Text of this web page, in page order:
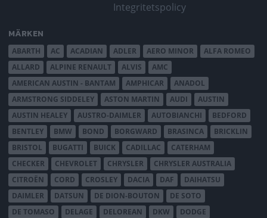
Integritetspolicy
MÄRKEN
ABARTH AC ACADIAN ADLER AERO MINOR
ALFA ROMEO
ALLARD
ALPINE RENAULT ALVIS
AMC
AMERICAN AUSTIN - BANTAM
AMPHICAR
ANADOL
ARMSTRONG SIDDELEY
ASTON MARTIN AUDI
AUSTIN
AUSTIN HEALEY
AUSTRO-DAIMLER AUTOBIANCHI
BEDFORD
BENTLEY
BMW BOND BORGWARD BRASINCA
BRICKLIN
BRISTOL
BUGATTI BUICK CADILLAC
CATERHAM
CHECKER
CHEVROLET CHRYSLER
CHRYSLER AUSTRALIA
CITROËN
CORD CROSLEY DACIA DAF
DAIHATSU
DAIMLER
DATSUN DE DION-BOUTON
DE SOTO
DE TOMASO
DELAGE DELOREAN DKW
DODGE